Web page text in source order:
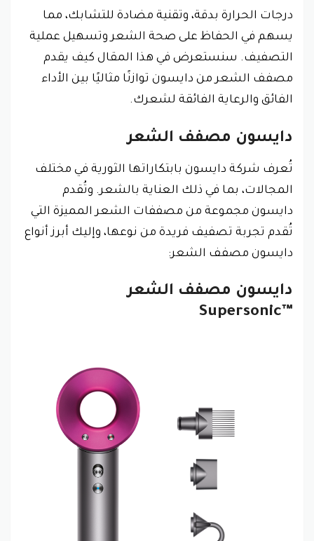
درجات الحرارة بدقة، وتقنية مضادة للتشابك، مما
يسهم في الحفاظ على صحة الشعر وتسهيل عملية
التصفيف. سنستعرض في هذا المقال كيف يقدم
مصفف الشعر من دايسون توازنًا مثاليًا بين الأداء
الفائق والرعاية الفائقة لشعرك.
دايسون مصفف الشعر
تُعرف شركة دايسون بابتكاراتها الثورية في مختلف
المجالات، بما في ذلك العناية بالشعر. وتُقدم
دايسون مجموعة من مصففات الشعر المميزة التي
تُقدم تجربة تصفيف فريدة من نوعها، وإليك أبرز أنواع
دايسون مصفف الشعر:
دايسون مصفف الشعر
Supersonic™‎